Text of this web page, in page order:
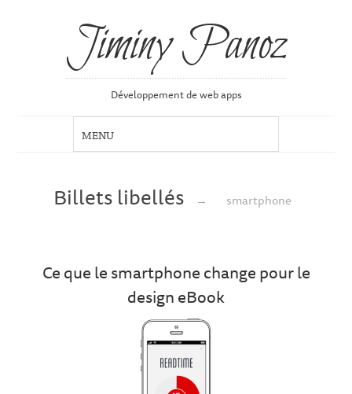
Jiminy Panoz
Développement de web apps
Billets libellés → smartphone
Ce que le smartphone change pour le
design eBook